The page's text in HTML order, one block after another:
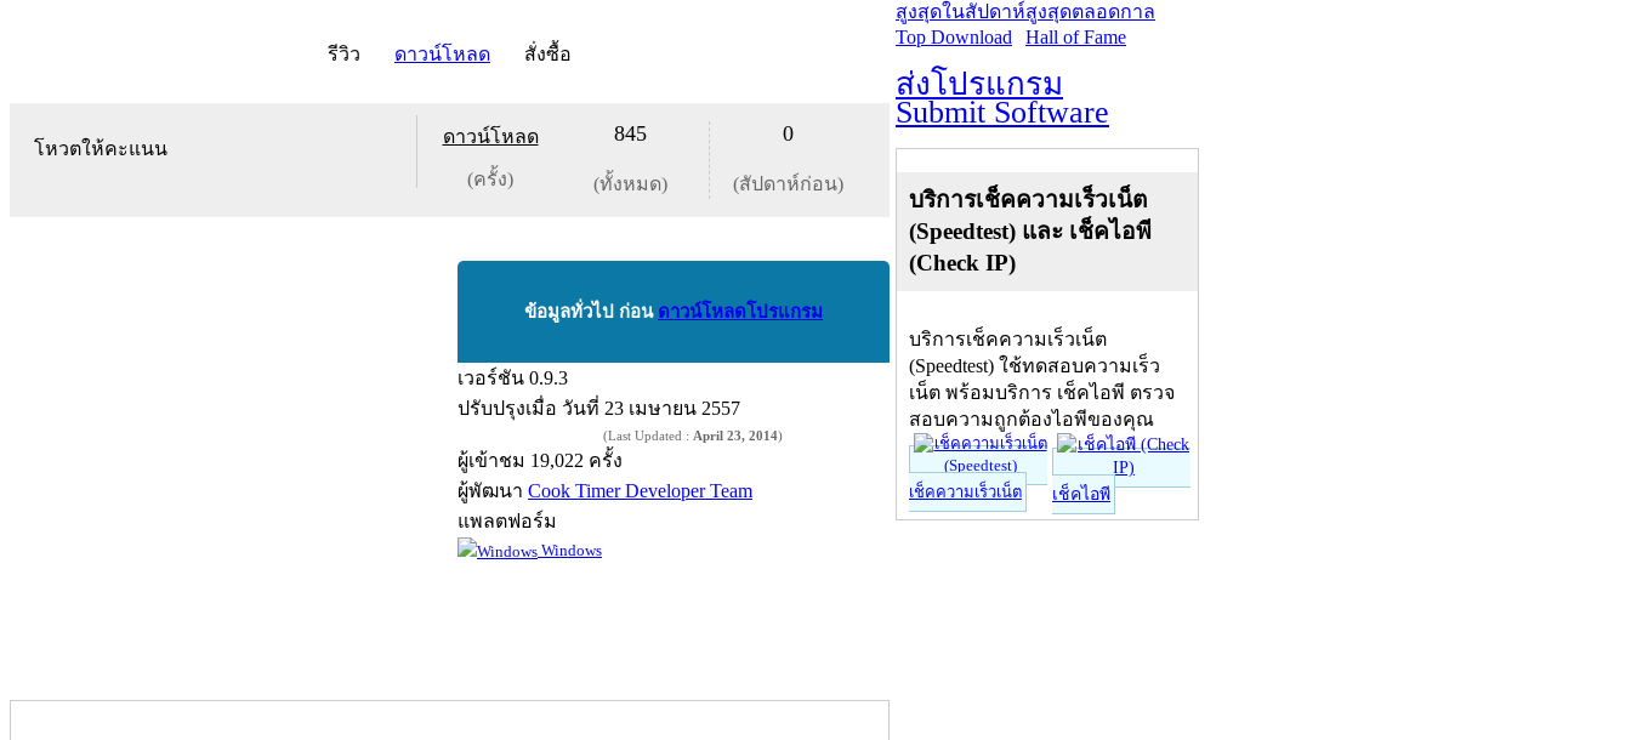
รีวิว ดาวน์โหลด สั่งซื้อ
โหวตให้คะแนน
ดาวน์โหลด
(ครั้ง)
845
(ทั้งหมด)
0
(สัปดาห์ก่อน)
ข้อมูลทั่วไป ก่อน ดาวน์โหลดโปรแกรม
เวอร์ชัน 0.9.3
ปรับปรุงเมื่อ วันที่ 23 เมษายน 2557
(Last Updated : April 23, 2014)
ผู้เข้าชม 19,022 ครั้ง
ผู้พัฒนา Cook Timer Developer Team
แพลตฟอร์ม
Windows
สูงสุดในสัปดาห์
Top Download
สูงสุดตลอดกาล
Hall of Fame
ส่งโปรแกรม
Submit Software
บริการเช็คความเร็วเน็ต
(Speedtest) และ เช็คไอพี
(Check IP)
บริการเช็คความเร็วเน็ต
(Speedtest) ใช้ทดสอบความเร็ว
เน็ต พร้อมบริการ เช็คไอพี ตรวจ
สอบความถูกต้องไอพีของคุณ
เช็คความเร็วเน็ต เช็คไอพี